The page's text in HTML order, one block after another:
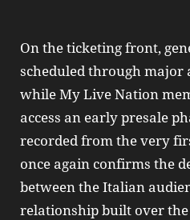
On the ticketing front,
scheduled through major
while My Live Nation
access an early presale
recorded from the very
once again confirms the
between the Italian
relationship built over